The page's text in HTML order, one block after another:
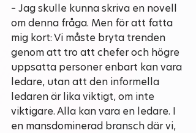
– Jag skulle kunna skriva en novell
om denna fråga. Men för att fatta
mig kort: Vi måste bryta trenden
genom att tro att chefer och högre
uppsatta personer enbart kan vara
ledare, utan att den informella
ledaren är lika viktigt, om inte
viktigare. Alla kan vara en ledare. I
en mansdominerad bransch där vi,